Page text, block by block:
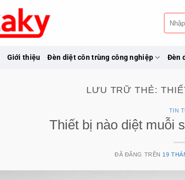
Tìm
kiếm:
Giới thiệu Đèn diệt côn trùng công nghiệp Đèn
LƯU TRỮ THẺ:
TIN
Thiết bị nào diệt muỗi
ĐÃ ĐĂNG TRÊN 19